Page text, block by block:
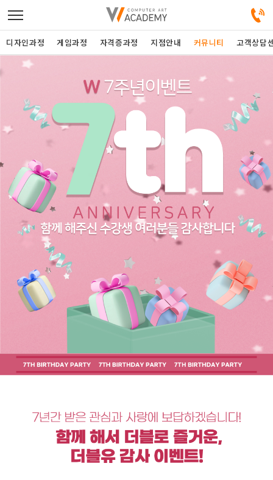
디자인단과과정
자격증과정
커뮤니티
취업패키지
취업지원센터
아카데미소개
디자인과정 게임과정 자격증과정 지점안내 커뮤니티 고객상담